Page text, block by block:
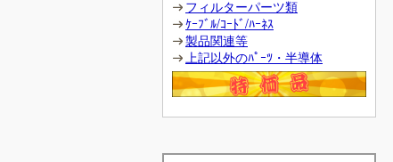
フィルターパーツ類
ｹｰﾌﾞﾙ/ｺｰﾄﾞ/ﾊｰﾈｽ
製品関連等
上記以外のﾊﾟｰﾂ・半導体